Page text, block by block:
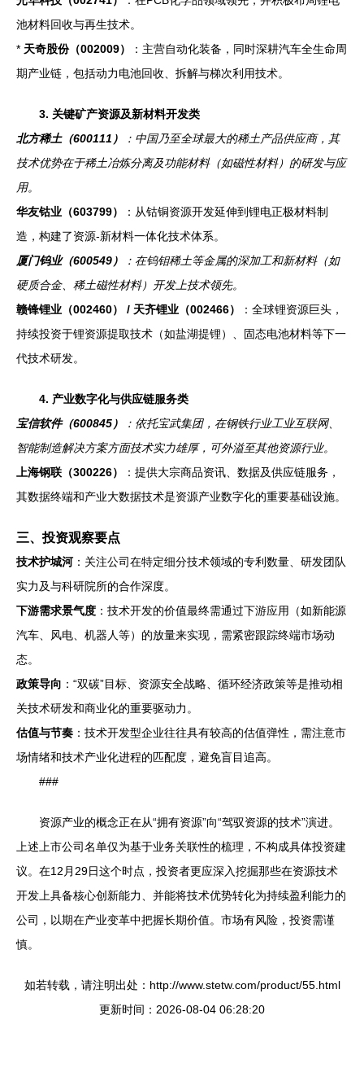
池材料回收与再生技术。
* 天奇股份（002009）
：主营自动化装备，同时深耕汽车全生命周
期产业链，包括动力电池回收、拆解与梯次利用技术。
3. 关键矿产资源及新材料开发类
北方稀土（600111）
：中国乃至全球最大的稀土产品供应商，其
技术优势在于稀土冶炼分离及功能材料（如磁性材料）的研发与应
用。
华友钴业（603799）
：从钴铜资源开发延伸到锂电正极材料制
造，构建了资源-新材料一体化技术体系。
厦门钨业（600549）
：在钨钼稀土等金属的深加工和新材料（如
硬质合金、稀土磁性材料）开发上技术领先。
赣锋锂业（002460） / 天齐锂业（002466）
：全球锂资源巨头，
持续投资于锂资源提取技术（如盐湖提锂）、固态电池材料等下一
代技术研发。
4. 产业数字化与供应链服务类
宝信软件（600845）
：依托宝武集团，在钢铁行业工业互联网、
智能制造解决方案方面技术实力雄厚，可外溢至其他资源行业。
上海钢联（300226）
：提供大宗商品资讯、数据及供应链服务，
其数据终端和产业大数据技术是资源产业数字化的重要基础设施。
三、投资观察要点
技术护城河 ：关注公司在特定细分技术领域的专利数量、研发团队
实力及与科研院所的合作深度。
下游需求景气度 ：技术开发的价值最终需通过下游应用（如新能源
汽车、风电、机器人等）的放量来实现，需紧密跟踪终端市场动
态。
政策导向 ：“双碳”目标、资源安全战略、循环经济政策等是推动相
关技术研发和商业化的重要驱动力。
估值与节奏 ：技术开发型企业往往具有较高的估值弹性，需注意市
场情绪和技术产业化进程的匹配度，避免盲目追高。
###
资源产业的概念正在从“拥有资源”向“驾驭资源的技术”演进。
上述上市公司名单仅为基于业务关联性的梳理，不构成具体投资建
议。在12月29日这个时点，投资者更应深入挖掘那些在资源技术
开发上具备核心创新能力、并能将技术优势转化为持续盈利能力的
公司，以期在产业变革中把握长期价值。市场有风险，投资需谨
慎。
如若转载，请注明出处：http://www.stetw.com/product/55.html
更新时间：2026-08-04 06:28:20